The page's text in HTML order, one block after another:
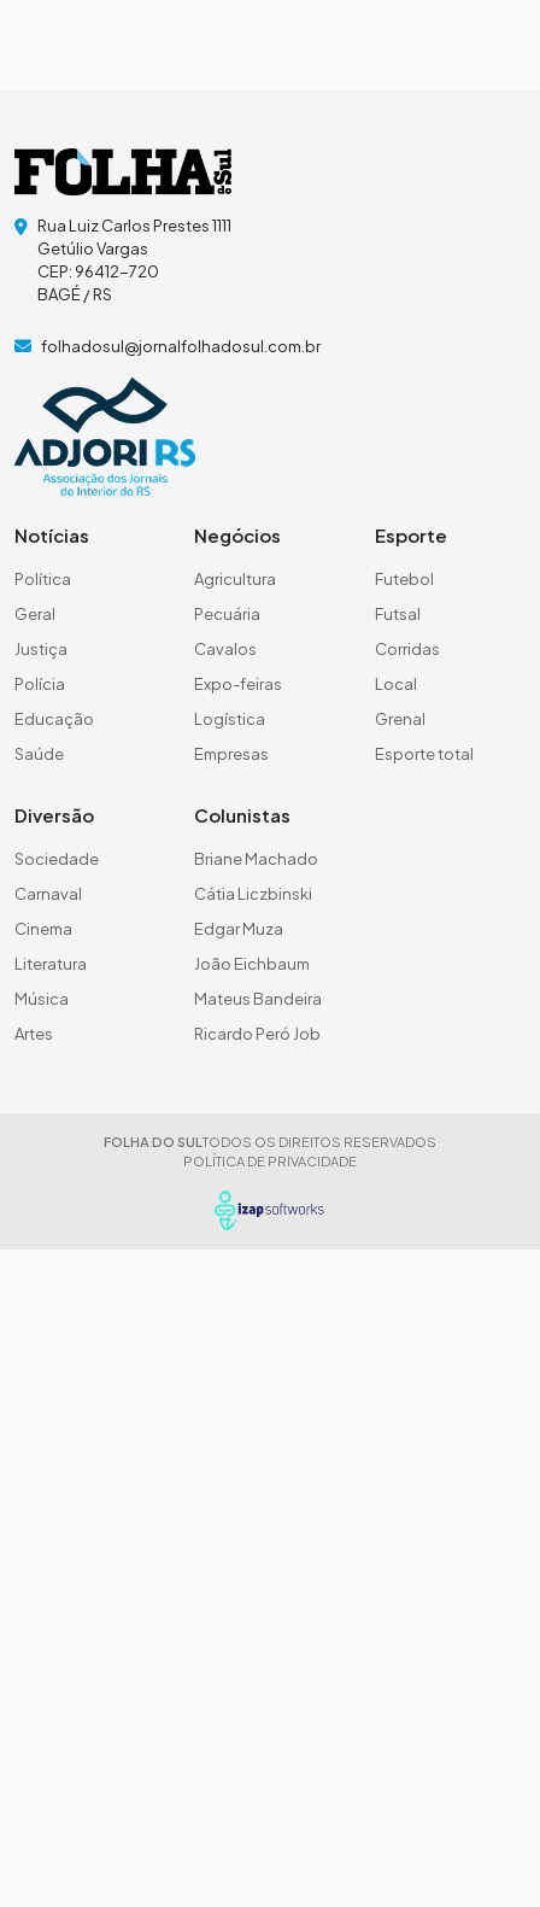
Rua Luiz Carlos Prestes 1111
Getúlio Vargas
CEP: 96412-720
BAGÉ / RS
folhadosul@jornalfolhadosul.com.br
Notícias
Política
Geral
Justiça
Polícia
Educação
Saúde
Negócios
Agricultura
Pecuária
Cavalos
Expo-feiras
Logística
Empresas
Esporte
Futebol
Futsal
Corridas
Local
Grenal
Esporte total
Diversão
Sociedade
Carnaval
Cinema
Literatura
Música
Artes
Colunistas
Briane Machado
Cátia Liczbinski
Edgar Muza
João Eichbaum
Mateus Bandeira
Ricardo Peró Job
FOLHA DO SUL TODOS OS DIREITOS RESERVADOS
POLÍTICA DE PRIVACIDADE